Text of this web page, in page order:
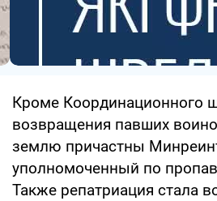
Кроме Координационного
возвращения павших
землю причастны
уполномоченный по
Также репатриация стала